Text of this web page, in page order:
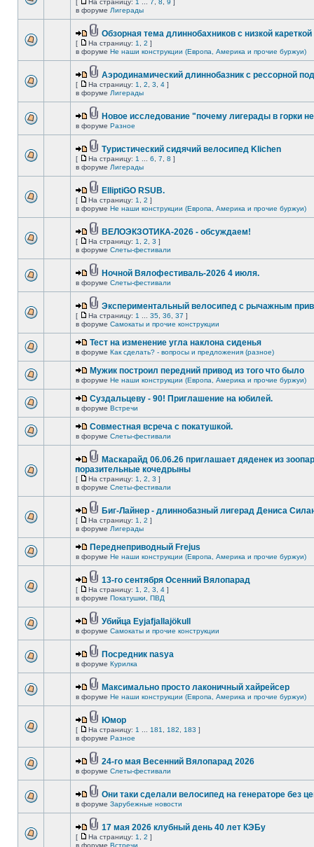
[ На страницу: 1 7 8 9 ]
в форуме Лигерады
Обзорная тема длиннобахников с низкой кареткой
[ На страницу: 1 2 ]
в форуме Не наши конструкции (Европа, Америка и прочие буржуи)
Аэродинамический длиннобазник с рессорной
[ На страницу: 1 2 3 4 ]
в форуме Лигерады
Новое исследование "почему лигерады в горки
в форуме Разное
Туристический сидячий велосипед Klichen
[ На страницу: 1 6 7 8 ]
в форуме Лигерады
ElliptiGO RSUB.
[ На страницу: 1 2 ]
в форуме Не наши конструкции (Европа, Америка и прочие буржуи)
ВЕЛОЭКЗОТИКА-2026 - обсуждаем!
[ На страницу: 1 2 3 ]
в форуме Слеты-фестивали
Ночной Вялофестиваль-2026 4 июля.
в форуме Слеты-фестивали
Экспериментальный велосипед с рычажным
[ На страницу: 1 35 36 37 ]
в форуме Самокаты и прочие конструкции
Тест на изменение угла наклона сиденья
в форуме Как сделать? - вопросы и предложения (разное)
Мужик построил передний привод из того что было
в форуме Не наши конструкции (Европа, Америка и прочие буржуи)
Суздальцеву - 90! Приглашение на юбилей.
в форуме Встречи
Совместная всреча с покатушкой.
в форуме Слеты-фестивали
Маскарайд 06.06.26 приглашает дяденек из
поразительные кочедрыны
[ На страницу: 1 2 3 ]
в форуме Слеты-фестивали
Биг-Лайнер - длиннобазный лигерад Дениса
[ На страницу: 1 2 ]
в форуме Лигерады
Переднеприводный Frejus
в форуме Не наши конструкции (Европа, Америка и прочие буржуи)
13-го сентября Осенний Вялопарад
[ На страницу: 1 2 3 4 ]
в форуме Покатушки, ПВД
Убийца Eyjafjallajökull
в форуме Самокаты и прочие конструкции
Посредник nasya
в форуме Курилка
Максимально просто лаконичный хайрейсер
в форуме Не наши конструкции (Европа, Америка и прочие буржуи)
Юмор
[ На страницу: 1 181 182 183 ]
в форуме Разное
24-го мая Весенний Вялопарад 2026
в форуме Слеты-фестивали
Они таки сделали велосипед на генераторе без
в форуме Зарубежные новости
17 мая 2026 клубный день 40 лет КЭБу
[ На страницу: 1 2 ]
в форуме Встречи